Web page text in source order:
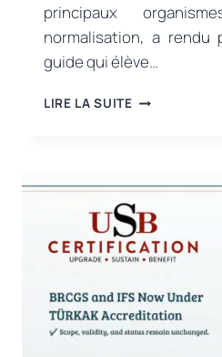
principaux
normalisation, a rendu
guide qui élève…
LIRE LA SUITEUNE
POUR
LE
SECTEUR
PUBLICATION
DU
GUIDE